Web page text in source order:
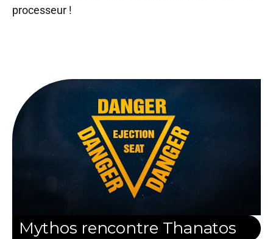
processeur !
Mythos rencontre Thanatos